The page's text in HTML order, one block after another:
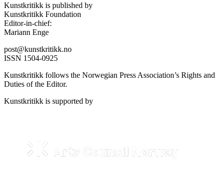
Kunstkritikk is published by
Kunstkritikk Foundation
Editor-in-chief:
Mariann Enge
post@kunstkritikk.no
ISSN 1504-0925
Kunstkritikk follows the Norwegian Press Association’s Rights and
Duties of the Editor.
Kunstkritikk is supported by